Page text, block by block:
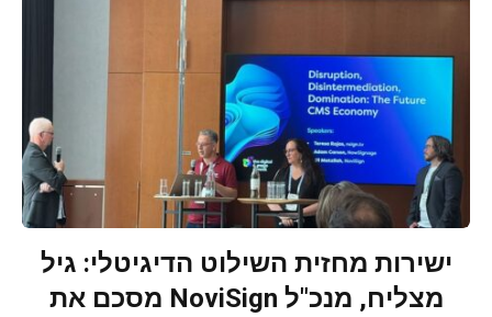
ישירות מחזית השילוט הדיגיטלי: גיל
מצליח, מנכ"ל NoviSign מסכם את